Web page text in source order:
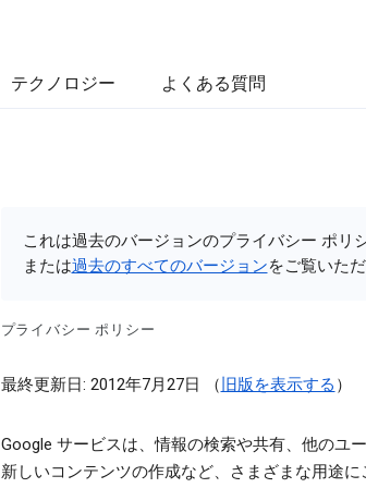
テクノロジー よくある質問
これは過去のバージョンのプライバシー ポリ
または過去のすべてのバージョンをご覧いただ
プライバシー ポリシー
最終更新日: 2012年7月27日 （ 旧版を表示する ）
Google サービスは、情報の検索や共有、他のユ
新しいコンテンツの作成など、さまざまな用途に